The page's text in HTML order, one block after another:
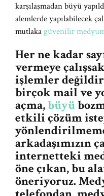
karşılaşmadan büyü
alemlerde yapılabilecek
mutlaka güvenilir
Her ne kadar
vermeye
işlemler
birçok mail ve
açma,büyü
etkili çözüm
arkadaşımızın
internetteki
öne çıkan, bu
öneriyoruz.